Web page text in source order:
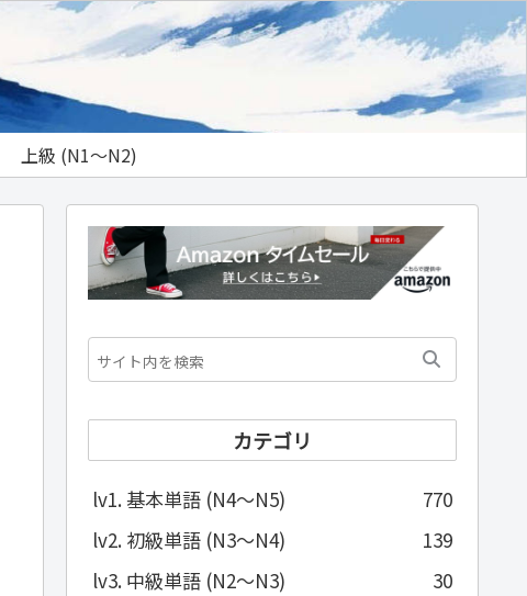
上級 (N1～N2)
カテゴリ
lv1. 基本単語 (N4～N5)
770
lv2. 初級単語 (N3～N4)
139
lv3. 中級単語 (N2～N3)
30